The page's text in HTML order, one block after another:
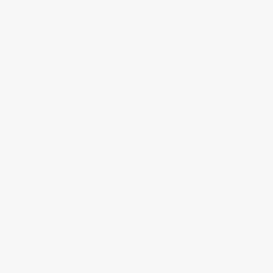
La chiusura del presente banner comporta il permanere
visualizzazione della pagina.